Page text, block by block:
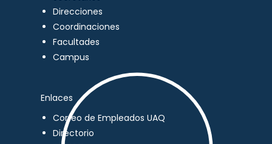
Direcciones
Coordinaciones
Facultades
Campus
Enlaces
Correo de Empleados UAQ
Directorio